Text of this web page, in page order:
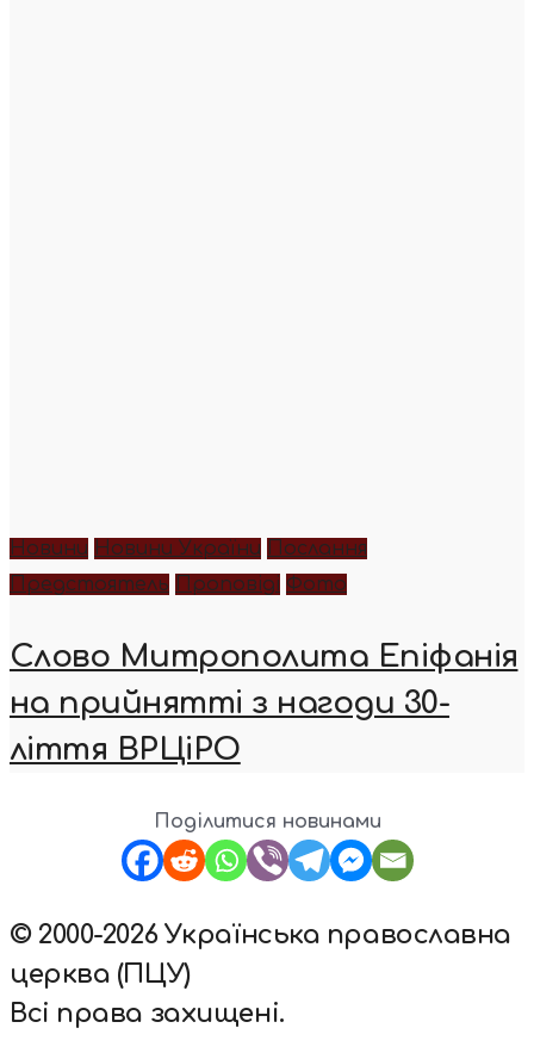
Новини Новини України
Послання
Предстоятель
Проповіді Фото
Слово Митрополита Епіфанія
на прийнятті з нагоди 30-
ліття ВРЦіРО
Поділитися новинами
© 2000-2026 Українська православна
церква (ПЦУ)
Всі права захищені.